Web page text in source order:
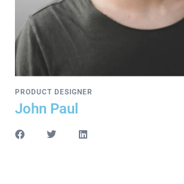
PRODUCT DESIGNER
John Paul